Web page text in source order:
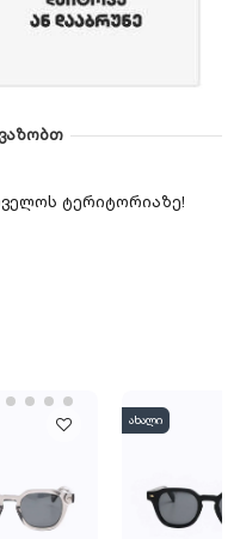
ტერიტორიაზე!
ახალი